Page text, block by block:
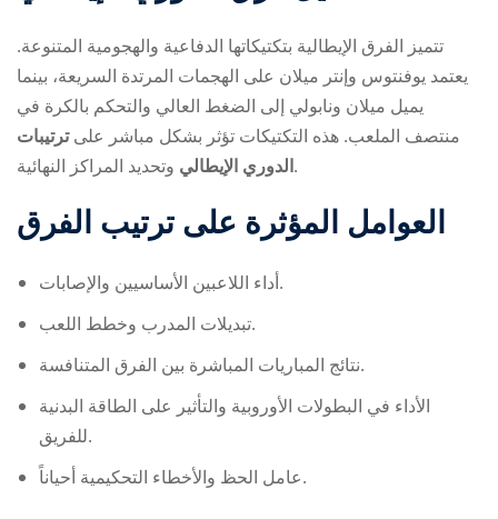
تتميز الفرق الإيطالية بتكتيكاتها الدفاعية والهجومية المتنوعة.
يعتمد يوفنتوس وإنتر ميلان على الهجمات المرتدة السريعة، بينما
يميل ميلان ونابولي إلى الضغط العالي والتحكم بالكرة في
منتصف الملعب. هذه التكتيكات تؤثر بشكل مباشر علىترتيبات
الدوري الإيطاليوتحديد المراكز النهائية.
العوامل المؤثرة على ترتيب الفرق
أداء اللاعبين الأساسيين والإصابات.
تبديلات المدرب وخطط اللعب.
نتائج المباريات المباشرة بين الفرق المتنافسة.
الأداء في البطولات الأوروبية والتأثير على الطاقة البدنية
للفريق.
عامل الحظ والأخطاء التحكيمية أحياناً.